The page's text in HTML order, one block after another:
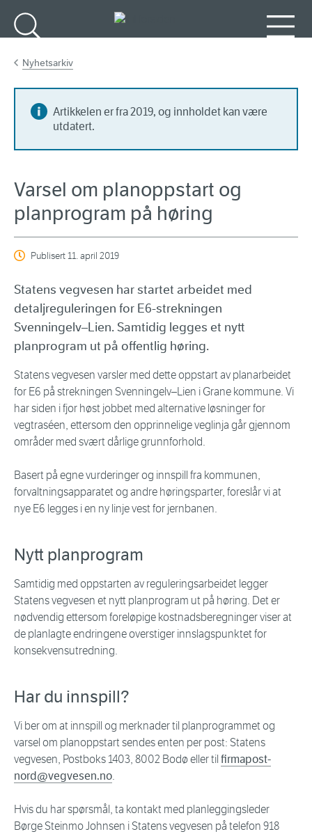
Nyhetsarkiv
Artikkelen er fra 2019, og innholdet kan være
utdatert.
Varsel om planoppstart og
planprogram på høring
Publisert11. april 2019
Statens vegvesen har startet arbeidet med
detaljreguleringen for E6-strekningen
Svenningelv–Lien. Samtidig legges et nytt
planprogram ut på offentlig høring.
Statens vegvesen varsler med dette oppstart av planarbeidet
for E6 på strekningen Svenningelv–Lien i Grane kommune. Vi
har siden i fjor høst jobbet med alternative løsninger for
vegtraséen, ettersom den opprinnelige veglinja går gjennom
områder med svært dårlige grunnforhold.
Basert på egne vurderinger og innspill fra kommunen,
forvaltningsapparatet og andre høringsparter, foreslår vi at
nye E6 legges i en ny linje vest for jernbanen.
Nytt planprogram
Samtidig med oppstarten av reguleringsarbeidet legger
Statens vegvesen et nytt planprogram ut på høring. Det er
nødvendig ettersom foreløpige kostnadsberegninger viser at
de planlagte endringene overstiger innslagspunktet for
konsekvensutredning.
Har du innspill?
Vi ber om at innspill og merknader til planprogrammet og
varsel om planoppstart sendes enten per post: Statens
vegvesen, Postboks 1403, 8002 Bodø eller til firmapost-
nord@vegvesen.no.
Hvis du har spørsmål, ta kontakt med planleggingsleder
Børge Steinmo Johnsen i Statens vegvesen på telefon 918